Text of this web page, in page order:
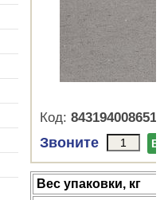
Код: 8431940086519
Звоните В
Веc упаковки, кг